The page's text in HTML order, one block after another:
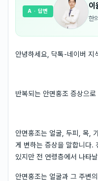
이
한
A · 답변
안녕하세요, 닥톡-네이버 지
반복되는 안면홍조 증상으
안면홍조는 얼굴, 두피, 목,
게 변하는 증상을 말합니다.
있지만 전 연령층에서 나타
안면홍조는 얼굴과 그 주변